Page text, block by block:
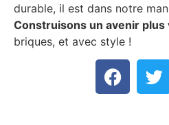
durable, il est dans notre
Construisons un avenir plus
briques, et avec style !